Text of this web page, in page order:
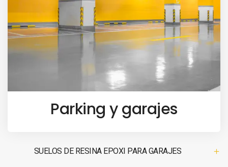
Parking y garajes
SUELOS DE RESINA EPOXI PARA GARAJES